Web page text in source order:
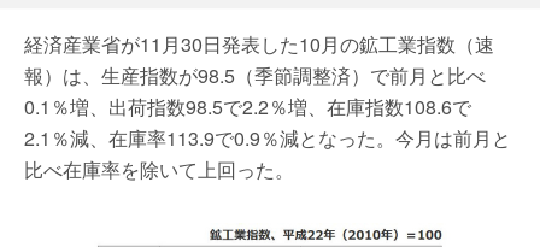
経済産業省が11月30日発表した10月の鉱工業指数（速
報）は、生産指数が98.5（季節調整済）で前月と比べ
0.1％増、出荷指数98.5で2.2％増、在庫指数108.6で
2.1％減、在庫率113.9で0.9％減となった。今月は前月と
比べ在庫率を除いて上回った。